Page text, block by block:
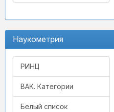
Наукометрия
РИНЦ
ВАК. Категории
Белый список